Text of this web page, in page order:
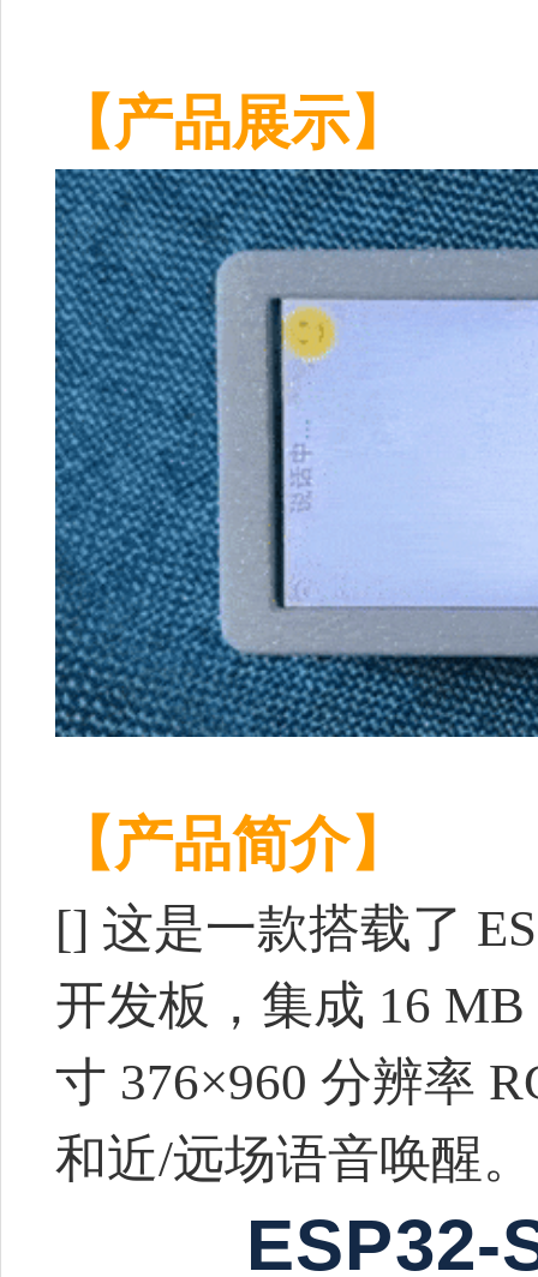
【产品展示】
【产品简介】
[] 这是一款搭载了
开发板，集成 16 MB
寸 376×960 分辨率
和近/远场语音唤醒。
ESP32-